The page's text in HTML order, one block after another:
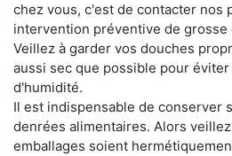
chez vous, c'est de contacter nos
intervention préventive de grosse
Veillez à garder vos douches
aussi sec que possible pour
d'humidité.
Il est indispensable de conserver
denrées alimentaires. Alors
emballages soient